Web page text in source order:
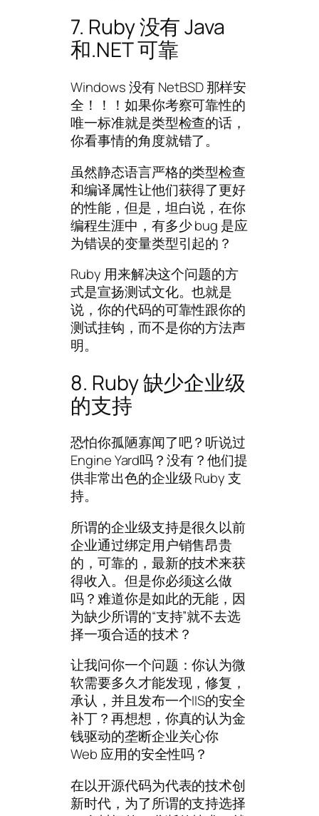
7. Ruby 没有 Java
和.NET 可靠
Windows 没有 NetBSD 那样安
全！！！如果你考察可靠性的
唯一标准就是类型检查的话，
你看事情的角度就错了。
虽然静态语言严格的类型检查
和编译属性让他们获得了更好
的性能，但是，坦白说，在你
编程生涯中，有多少 bug 是应
为错误的变量类型引起的？
Ruby 用来解决这个问题的方
式是宣扬测试文化。也就是
说，你的代码的可靠性跟你的
测试挂钩，而不是你的方法声
明。
8. Ruby 缺少企业级
的支持
恐怕你孤陋寡闻了吧？听说过
Engine Yard吗？没有？他们提
供非常出色的企业级 Ruby 支
持。
所谓的企业级支持是很久以前
企业通过绑定用户销售昂贵
的，可靠的，最新的技术来获
得收入。但是你必须这么做
吗？难道你是如此的无能，因
为缺少所谓的“支持”就不去选
择一项合适的技术？
让我问你一个问题：你认为微
软需要多久才能发现，修复，
承认，并且发布一个IIS的安全
补丁？再想想，你真的认为金
钱驱动的垄断企业关心你
Web 应用的安全性吗？
在以开源代码为代表的技术创
新时代，为了所谓的支持选择